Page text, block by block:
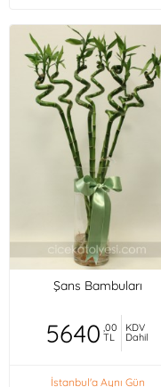
Şans Bambuları
5640 ,00
TL
KDV
Dahil
İstanbul'a Aynı Gün